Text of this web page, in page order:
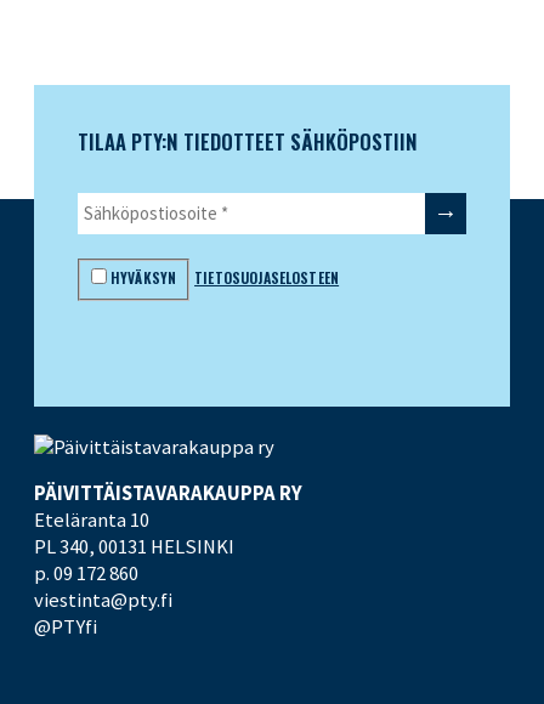
TILAA PTY:N TIEDOTTEET SÄHKÖPOSTIIN
HYVÄKSYN TIETOSUOJASELOSTEEN
PÄIVITTÄISTAVARA­KAUPPA RY
Eteläranta 10
PL 340,00131 HELSINKI
p. 09 172 860
viestinta@pty.fi
@PTYfi